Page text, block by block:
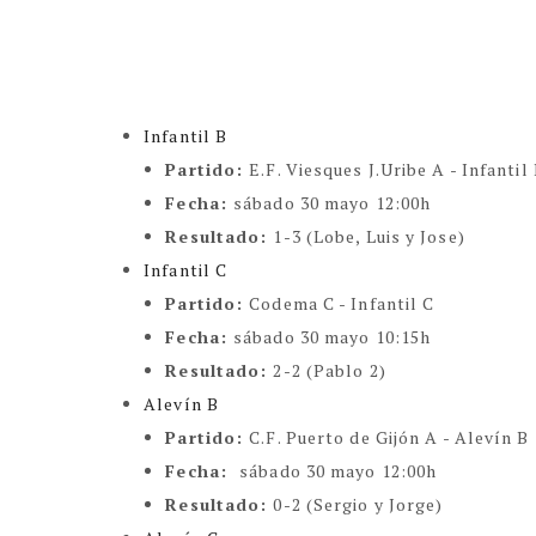
Infantil B
Partido:E.F. Viesques J.Uribe A - Infantil
Fecha: sábado 30 mayo 12:00h
Resultado: 1-3 (Lobe, Luis y Jose)
Infantil C
Partido:Codema C - Infantil C
Fecha: sábado 30 mayo 10:15h
Resultado:2-2 (Pablo 2)
Alevín B
Partido:C.F. Puerto de Gijón A - Alevín B
Fecha:
sábado 30 mayo 12:00h
Resultado:0-2 (Sergio y Jorge)